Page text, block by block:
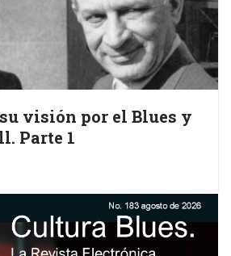
visión por el Blues y
Parte 1